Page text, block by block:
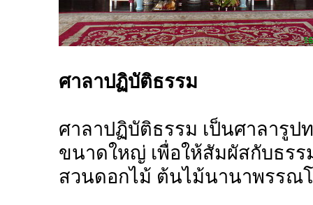
ศาลาปฏิบัติธรรม
ศาลาปฏิบัติธรรม เป็นศาลารูป
ขนาดใหญ่ เพื่อให้สัมผัสกับธร
สวนดอกไม้ ต้นไม้นานาพรรณ